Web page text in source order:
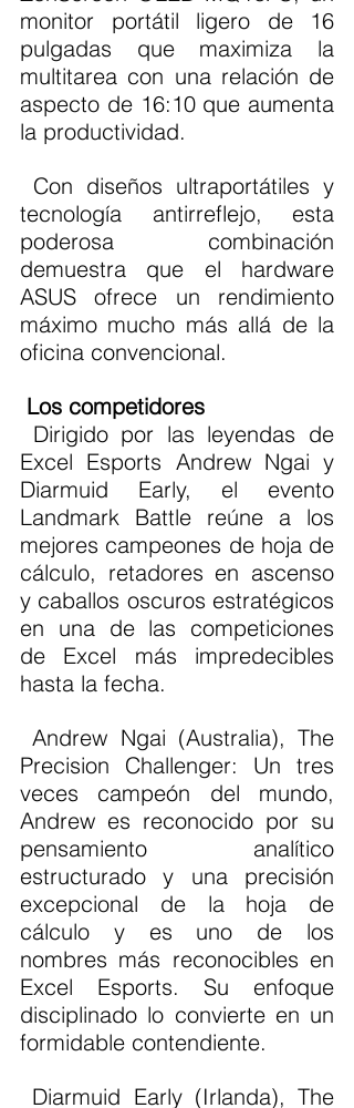
monitor portátil ligero de 16
pulgadas que maximiza la
multitarea con una relación de
aspecto de 16:10 que aumenta
la productividad.
tecnología antirreflejo, esta
poderosa combinación
demuestra que el hardware
ASUS ofrece un rendimiento
máximo mucho más allá de la
oficina convencional.
Los competidores
Excel Esports Andrew Ngai y
Diarmuid Early, el evento
Landmark Battle reúne a los
mejores campeones de hoja de
cálculo, retadores en ascenso
y caballos oscuros estratégicos
en una de las competiciones
de Excel más impredecibles
hasta la fecha.
Andrew Ngai (Australia), The
Precision Challenger: Un tres
veces campeón del mundo,
Andrew es reconocido por su
pensamiento analítico
estructurado y una precisión
excepcional de la hoja de
cálculo y es uno de los
nombres más reconocibles en
Excel Esports. Su enfoque
disciplinado lo convierte en un
formidable contendiente.